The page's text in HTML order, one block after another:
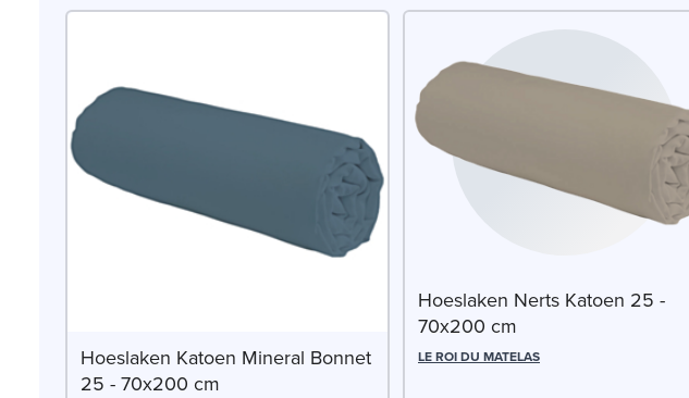
Hoeslaken Katoen Mineral Bonnet
25 - 70x200 cm
Hoeslaken Nerts Katoen 25 -
70x200 cm
LE ROI DU MATELAS